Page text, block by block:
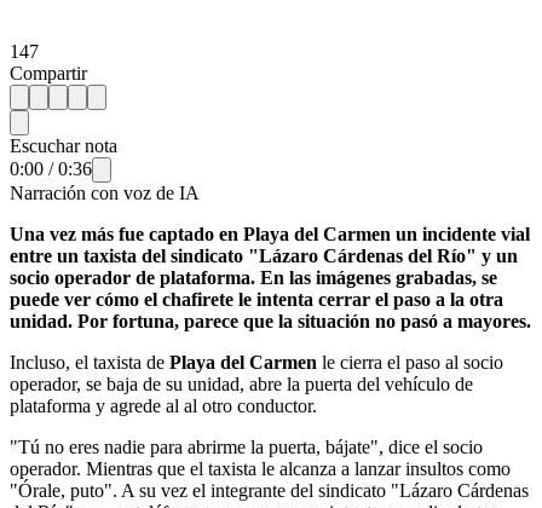
147
Compartir
Escuchar nota
0:00 /0:36
Narración con voz de IA
Una vez más fue captado en Playa del Carmen un incidente vial
entre un taxista del sindicato "Lázaro Cárdenas del Río" y un
socio operador de plataforma. En las imágenes grabadas, se
puede ver cómo el chafirete le intenta cerrar el paso a la otra
unidad. Por fortuna, parece que la situación no pasó a mayores.
Incluso, el taxista de Playa del Carmen le cierra el paso al socio
operador, se baja de su unidad, abre la puerta del vehículo de
plataforma y agrede al al otro conductor.
"Tú no eres nadie para abrirme la puerta, bájate", dice el socio
operador. Mientras que el taxista le alcanza a lanzar insultos como
"Órale, puto". A su vez el integrante del sindicato "Lázaro Cárdenas